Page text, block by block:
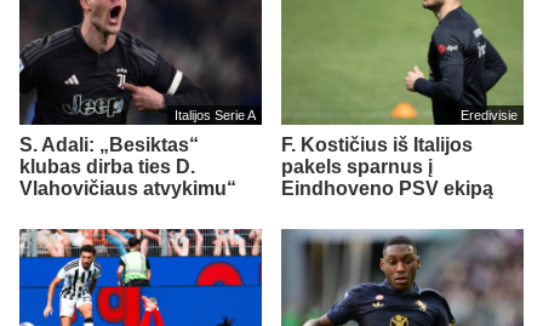
Italijos Serie A
S. Adali: „Besiktas“
klubas dirba ties D.
Vlahovičiaus atvykimu“
Eredivisie
F. Kostičius iš Italijos
pakels sparnus į
Eindhoveno PSV ekipą